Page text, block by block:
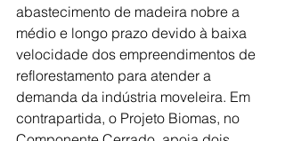
abastecimento de madeira nobre a
médio e longo prazo devido à baixa
velocidade dos empreendimentos de
reflorestamento para atender a
demanda da indústria moveleira. Em
contrapartida, o Projeto Biomas, no